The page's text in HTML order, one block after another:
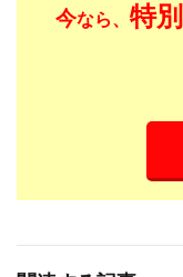
今なら、 特別